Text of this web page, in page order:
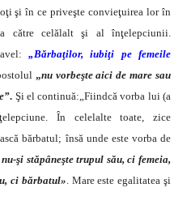
şi în ce priveşte convieţuirea lor în
către celălalt şi al înţelepciunii.
„Bărbaţilor, iubiţi pe femeile
„nu vorbeşte aici de mare sau
. Şi el continuă:„Fiindcă vorba lui (a
În celelalte toate, zice
bărbatul; însă unde este vorba de
şi stăpâneşte trupul său, ci femeia,
ci bărbatul» . Mare este egalitatea şi